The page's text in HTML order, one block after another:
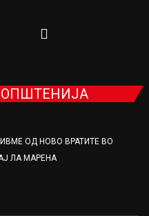
ОД НОВО ВРАТИТЕ ВО
ЛА МАРЕНА